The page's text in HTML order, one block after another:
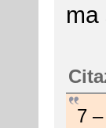
ma
7